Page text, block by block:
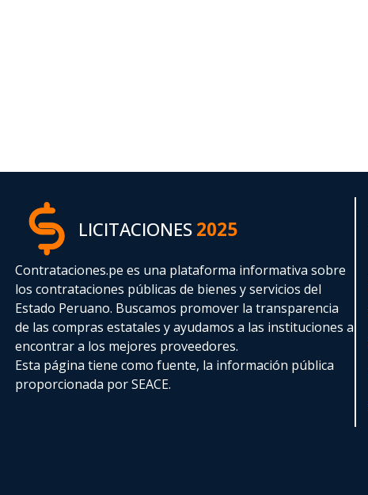
LICITACIONES2025
Contrataciones.pe es una plataforma informativa sobre
los contrataciones públicas de bienes y servicios del
Estado Peruano. Buscamos promover la transparencia
de las compras estatalesy ayudamos a las instituciones a
encontrar a los mejores proveedores.
Esta página tiene como fuente, la información pública
proporcionada por SEACE.